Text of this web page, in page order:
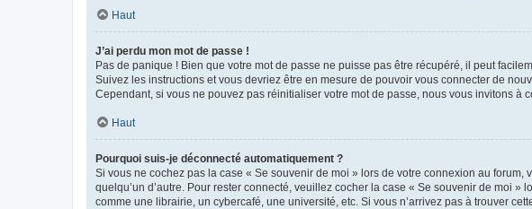
Haut
J’ai perdu mon mot de passe !
Pas de panique ! Bien que votre mot de passe ne puisse pas être récupéré, il peut
Suivez les instructions et vous devriez être en mesure de pouvoir vous connecter de
Cependant, si vous ne pouvez pas réinitialiser votre mot de passe, nous vous invitons à
Haut
Pourquoi suis-je déconnecté automatiquement ?
Si vous ne cochez pas la case « Se souvenir de moi » lors de votre connexion au
quelqu’un d’autre. Pour rester connecté, veuillez cocher la case « Se souvenir de moi
comme une librairie, un cybercafé, une université, etc. Si vous n’arrivez pas à trouver